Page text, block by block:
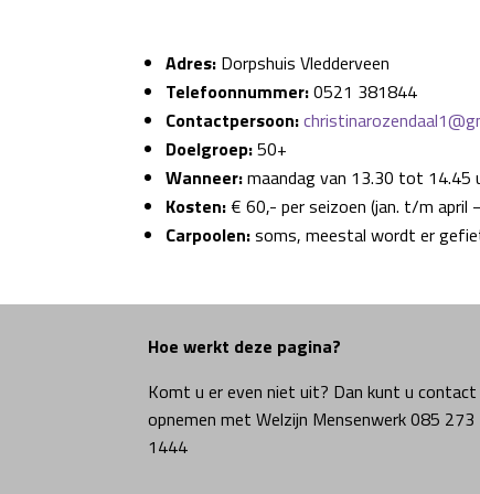
Adres: Dorpshuis Vledderveen
Telefoonnummer:0521 381844
Contactpersoon:
Doelgroep:50+
Wanneer:maandag van 13.30 tot 14.45
Kosten:€ 60,- per seizoen (jan. t/m april
Carpoolen:soms, meestal wordt er
Hoe werkt deze pagina?
Komt u er even niet uit? Dan kunt u contact
opnemen met Welzijn Mensenwerk 085 273
1444